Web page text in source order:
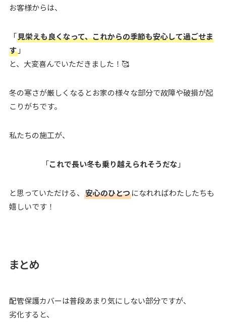
お客様からは、
「見栄えも良くなって、これからの季節も安心して過ごせま
す」
と、大変喜んでいただきました！🥰
冬の寒さが厳しくなるとお家の様々な部分で故障や破損が起
こりがちです。
私たちの施工が、
「これで長い冬も乗り越えられそうだな 」
と思っていただける、 安心のひとつになれればわたしたちも
嬉しいです！
まとめ
配管保護カバーは普段あまり気にしない部分ですが、
劣化すると、